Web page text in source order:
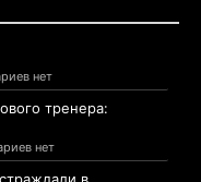
нет
тренера:
нет
в